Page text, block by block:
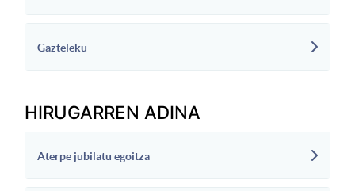
Gazteleku
HIRUGARREN ADINA
Aterpe jubilatu egoitza